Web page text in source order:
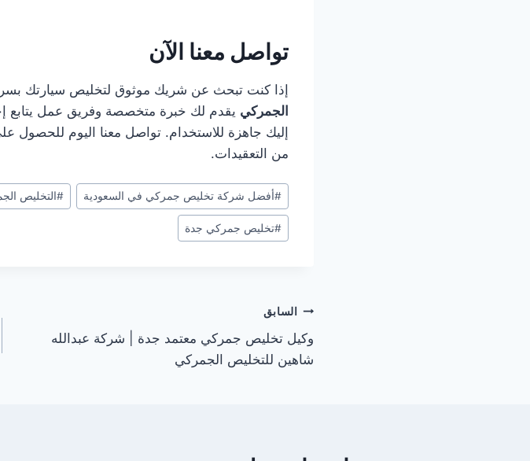
تواصل معنا الآن
إذا كنت تبحث عن شريك موثوق لتخليص سيارتك
الجمركي يقدم لك خبرة متخصصة وفريق عمل
إليك جاهزة للاستخدام. تواصل معنا اليوم للحصول
من التعقيدات.
#أفضل شركة تخليص جمركي في السعودية #التخليص
#تخليص جمركي جدة
السابق
وكيل تخليص جمركي معتمد جدة | شركة عبدالله
شاهين للتخليص الجمركي